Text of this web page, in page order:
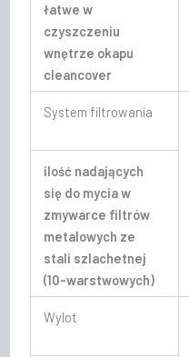
łatwe w
czyszczeniu
wnętrze okapu
cleancover
System filtrowania
ilość nadających
się do mycia w
zmywarce filtrów
metalowych ze
stali szlachetnej
(10-warstwowych)
Wylot